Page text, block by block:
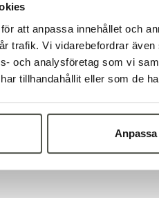
att anpassa innehållet och
trafik. Vi vidarebefordrar
och analysföretag som vi
tillhandahållit eller som de
Anpassa
Välkommen
Handlar du som
som privatperson